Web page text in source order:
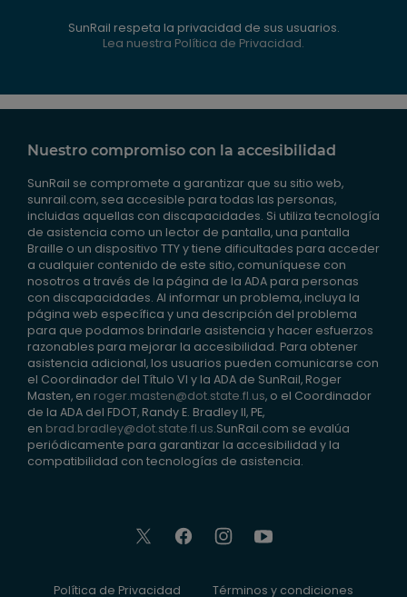
SunRail respeta la privacidad de sus usuarios.
Lea nuestra Política de Privacidad.
Nuestro compromiso con la accesibilidad
SunRail se compromete a garantizar que su sitio web,
sunrail.com, sea accesible para todas las personas,
incluidas aquellas con discapacidades. Si utiliza tecnología
de asistencia como un lector de pantalla, una pantalla
Braille o un dispositivo TTY y tiene dificultades para acceder
a cualquier contenido de este sitio, comuníquese con
nosotros a través de la página de la ADA para personas
con discapacidades. Al informar un problema, incluya la
página web específica y una descripción del problema
para que podamos brindarle asistencia y hacer esfuerzos
razonables para mejorar la accesibilidad. Para obtener
asistencia adicional, los usuarios pueden comunicarse con
el Coordinador del Título VI y la ADA de SunRail, Roger
Masten, en roger.masten@dot.state.fl.us, o el Coordinador
de la ADA del FDOT, Randy E. Bradley II, PE,
en brad.bradley@dot.state.fl.us.SunRail.com se evalúa
periódicamente para garantizar la accesibilidad y la
compatibilidad con tecnologías de asistencia.
Política de Privacidad Términos y condiciones